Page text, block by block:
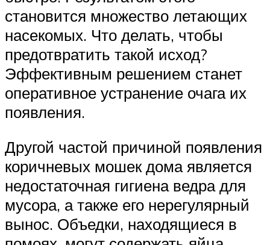
становится множество летающих
насекомых. Что делать, чтобы
предотвратить такой исход?
Эффективным решением станет
оперативное устранение очага их
появления.
Другой частой причиной появления
коричневых мошек дома является
недостаточная гигиена ведра для
мусора, а также его нерегулярный
вынос. Объедки, находящиеся в